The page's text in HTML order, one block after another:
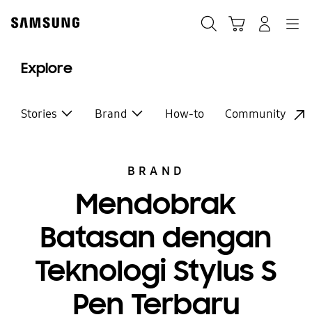
content
Explore
Stories Brand How-to Community
BRAND
Mendobrak
Batasan dengan
Teknologi Stylus S
Pen Terbaru